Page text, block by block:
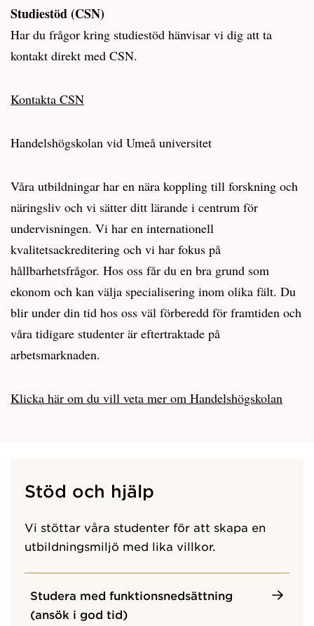
Studiestöd (CSN)
Har du frågor kring studiestöd hänvisar vi dig att ta
kontakt direkt med CSN.
Kontakta CSN
Handelshögskolan vid Umeå universitet
Våra utbildningar har en nära koppling till forskning och
näringsliv och vi sätter ditt lärande i centrum för
undervisningen. Vi har en internationell
kvalitetsackreditering och vi har fokus på
hållbarhetsfrågor. Hos oss får du en bra grund som
ekonom och kan välja specialisering inom olika fält. Du
blir under din tid hos oss väl förberedd för framtiden och
våra tidigare studenter är eftertraktade på
arbetsmarknaden.
Klicka här om du vill veta mer om Handelshögskolan
Stöd och hjälp
Vi stöttar våra studenter för att skapa en
utbildningsmiljö med lika villkor.
Studera med funktionsnedsättning
(ansök i god tid)